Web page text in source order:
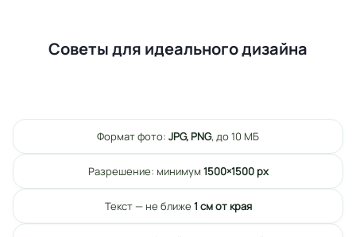
Советы для идеального дизайна
Формат фото: JPG, PNG, до 10 МБ
Разрешение: минимум 1500×1500 px
Текст — не ближе 1 см от края